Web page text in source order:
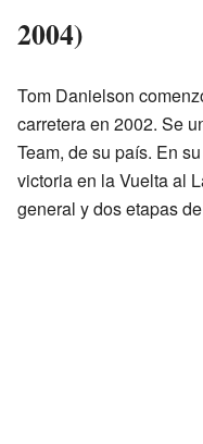
2004)
Tom Danielson
carretera en 2002. Se
Team, de su país. En
victoria en la Vuelta al
general y dos etapas